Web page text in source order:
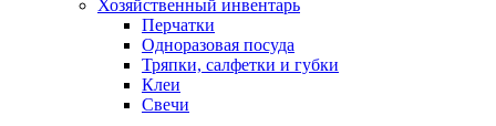
Хозяйственный инвентарь
Перчатки
Одноразовая посуда
Тряпки, салфетки и губки
Клеи
Свечи